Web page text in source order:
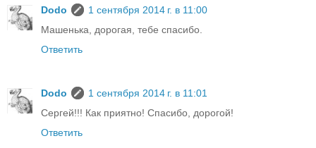
Dodo
1 сентября 2014 г. в 11:00
Машенька, дорогая, тебе спасибо.
Ответить
Dodo
1 сентября 2014 г. в 11:01
Сергей!!! Как приятно! Спасибо, дорогой!
Ответить